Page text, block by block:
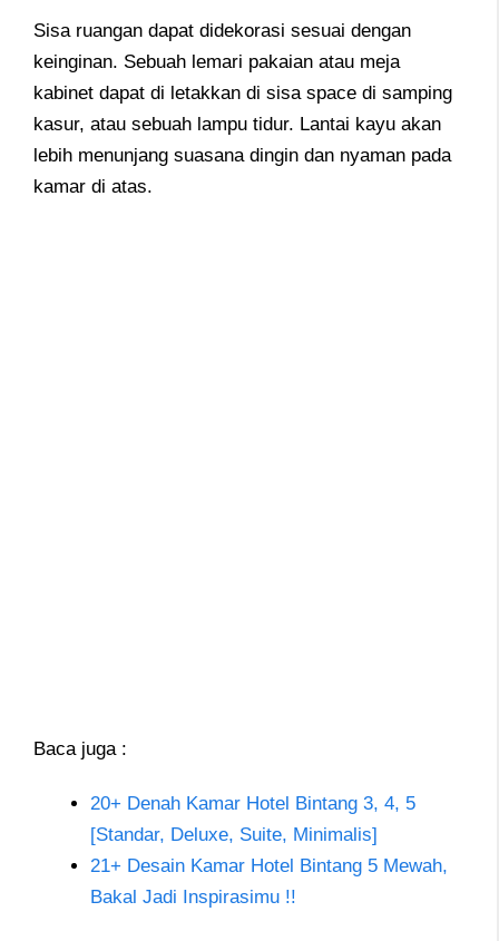
Sisa ruangan dapat didekorasi sesuai dengan
keinginan. Sebuah lemari pakaian atau meja
kabinet dapat di letakkan di sisa space di samping
kasur, atau sebuah lampu tidur. Lantai kayu akan
lebih menunjang suasana dingin dan nyaman pada
kamar di atas.
Baca juga :
20+ Denah Kamar Hotel Bintang 3, 4, 5
[Standar, Deluxe, Suite, Minimalis]
21+ Desain Kamar Hotel Bintang 5 Mewah,
Bakal Jadi Inspirasimu !!